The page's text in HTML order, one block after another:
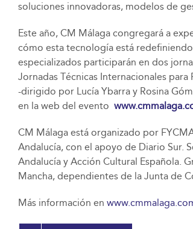
soluciones innovadoras, modelos de
Este año, CM Málaga congregará a
cómo esta tecnología está
especializados participarán en dos
Jornadas Técnicas Internacionales
-dirigido por Lucía Ybarra y Rosina
en la web del evento
CM Málaga está organizado por
Andalucía, con el apoyo de Diario Sur.
Andalucía y Acción Cultural Española.
Mancha, dependientes de la Junta de
Más información en